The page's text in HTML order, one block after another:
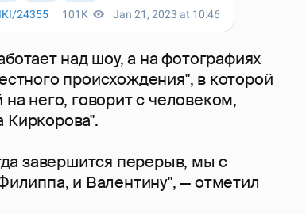
над шоу, а на фотографиях
происхождения", в которой
него, говорит с человеком,
завершится перерыв, мы с
и Валентину", — отметил